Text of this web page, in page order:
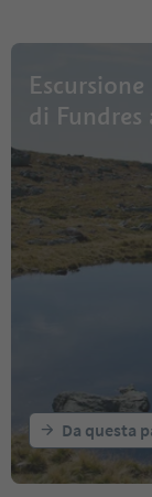
di Fundres
Da questa